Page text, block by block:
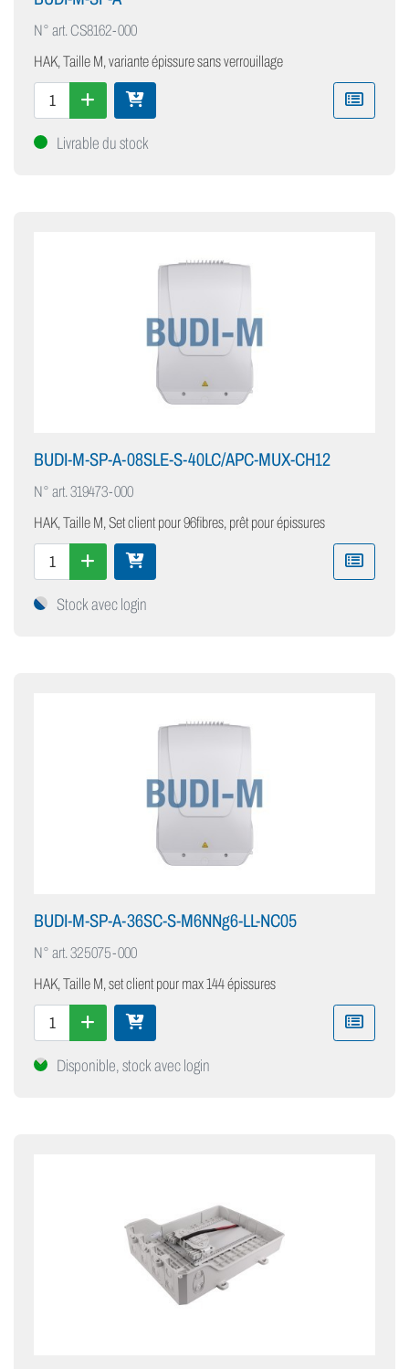
N° art.CS8162-000
HAK, Taille M, variante épissure sans verrouillage
Livrable du stock
BUDI-M-SP-A-08SLE-S-40LC/APC-MUX-CH12
N° art.319473-000
HAK, Taille M, Set client pour 96fibres, prêt pour épissures
Stock avec login
BUDI-M-SP-A-36SC-S-M6NNg6-LL-NC05
N° art.325075-000
HAK, Taille M, set client pour max 144 épissures
Disponible, stock avec login